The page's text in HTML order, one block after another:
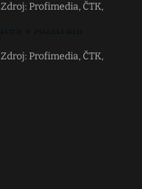
Zdroj: Profimedia, ČTK,
Zdroj: Profimedia, ČTK,